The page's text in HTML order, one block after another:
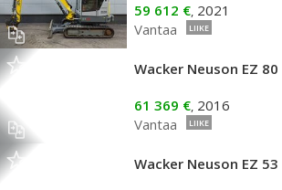
59 612 €, 2021
Vantaa
LIIKE
Wacker Neuson EZ 80
61 369 €, 2016
Vantaa
LIIKE
Wacker Neuson EZ 53